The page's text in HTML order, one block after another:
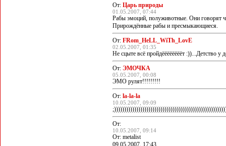
От: Царь природы
01.05.2007, 07:44
Рабы эмоций, полуживотные. Они говорят
Прирождённые рабы и пресмыкающиеся.
От: FRom_HeLL_WiTh_LovE
02.05.2007, 01:35
Не сцыте всё пройдёёёёёёёёт :))...Детство у
От: ЭМОЧКА
05.05.2007, 00:08
ЭМО рулят!!!!!!!!!
От: la-la-la
10.05.2007, 09:09
От:
10.05.2007, 09:14
От: metalist
09.05.2007, 17:43